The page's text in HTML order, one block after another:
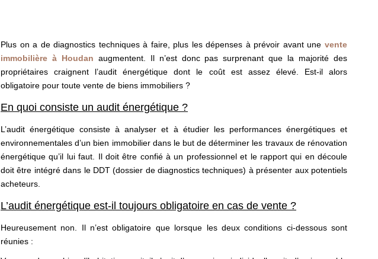
Plus on a de diagnostics techniques à faire, plus les dépenses à prévoir avant une vente
immobilière à Houdan augmentent. Il n’est donc pas surprenant que la majorité des
propriétaires craignent l’audit énergétique dont le coût est assez élevé. Est-il alors
obligatoire pour toute vente de biens immobiliers ?
En quoi consiste un audit énergétique ?
L’audit énergétique consiste à analyser et à étudier les performances énergétiques et
environnementales d’un bien immobilier dans le but de déterminer les travaux de rénovation
énergétique qu’il lui faut. Il doit être confié à un professionnel et le rapport qui en découle
doit être intégré dans le DDT (dossier de diagnostics techniques) à présenter aux potentiels
acheteurs.
L’audit énergétique est-il toujours obligatoire en cas de vente ?
Heureusement non. Il n’est obligatoire que lorsque les deux conditions ci-dessous sont
réunies :